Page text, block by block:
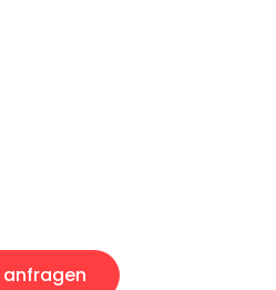
anfragen